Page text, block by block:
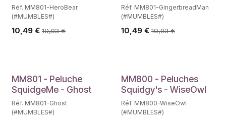
Réf. MM801-HeroBear
(#MUMBLES#)
10,49 € 10,93€
Réf. MM801-GingerbreadMan
(#MUMBLES#)
10,49€ 10,93€
MM801 - Peluche
SquidgeMe - Ghost
Réf. MM801-Ghost
(#MUMBLES#)
MM800 - Peluches
Squidgy's - WiseOwl
Réf. MM800-WiseOwl
(#MUMBLES#)